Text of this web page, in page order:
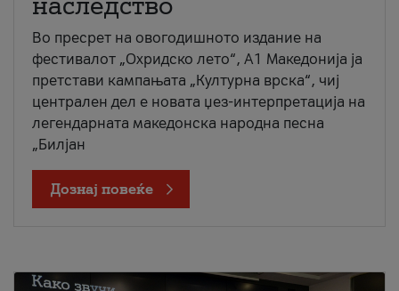
Во пресрет на овогодишното издание на
фестивалот „Охридско лето“, А1 Македонија ја
претстави кампањата „Културна врска“, чиј
централен дел е новата џез-интерпретација на
легендарната македонска народна песна
„Билјан
Дознај повеќе